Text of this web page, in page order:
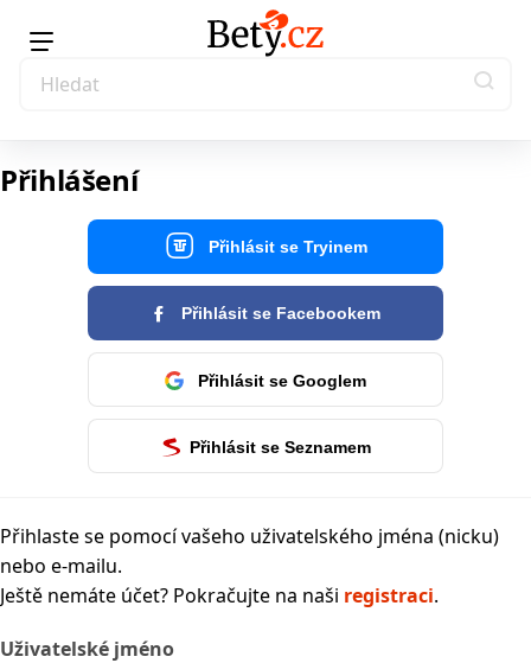
Přihlášení
Přihlásit se Tryinem
Přihlásit se Facebookem
Přihlásit se Googlem
Přihlásit se Seznamem
Přihlaste se pomocí vašeho uživatelského jména (nicku)
nebo e-mailu.
Ještě nemáte účet? Pokračujte na naši registraci.
Uživatelské jméno